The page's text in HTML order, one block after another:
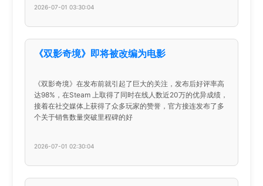
2026-07-01 03:30:04
《双影奇境》即将被改编为电影
《双影奇境》在发布前就引起了巨大的关注，发布后好评率高
达98%，在Steam 上取得了同时在线人数近20万的优异成绩，
接着在社交媒体上获得了众多玩家的赞誉，官方接连发布了多
个关于销售数量突破里程碑的好
2026-07-01 02:30:04